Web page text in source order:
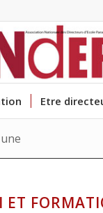
Etre
ET